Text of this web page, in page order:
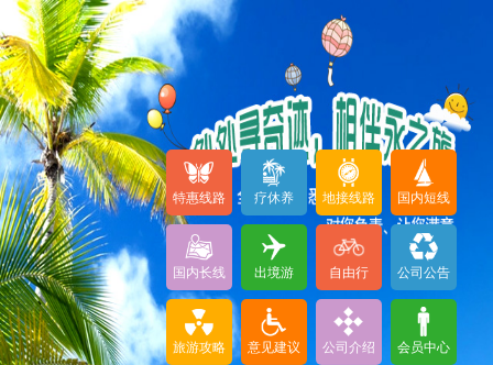
特惠线路 疗休养 地接线路 国内短线
国内长线 出境游 自由行 公司公告
旅游攻略 意见建议 公司介绍 会员中心